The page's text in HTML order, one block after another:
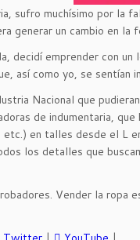
sufro muchísimo por la
generar un cambio en
decidí emprender con
así como yo, se
Nacional que
de indumentaria,
en talles desde el L
los detalles que
Vender la ropa